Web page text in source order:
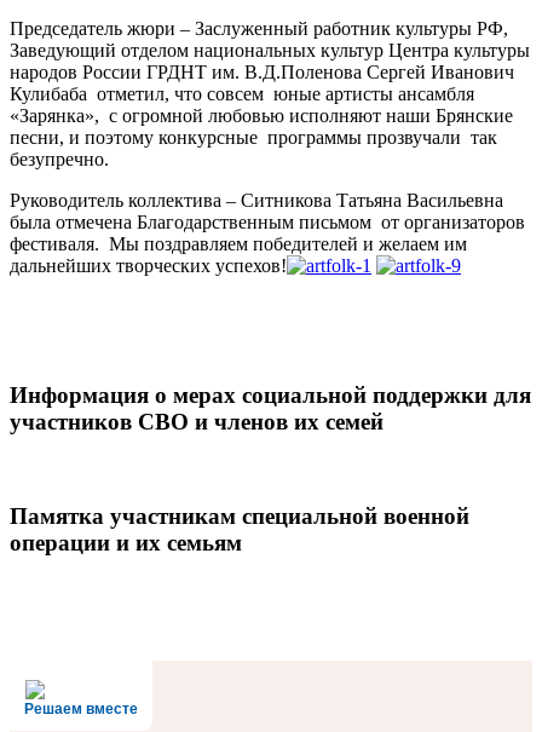
Председатель жюри – Заслуженный работник культуры РФ,
Заведующий отделом национальных культур Центра культуры
народов России ГРДНТ им. В.Д.Поленова Сергей Иванович
Кулибаба отметил, что совсем юные артисты ансамбля
«Зарянка», с огромной любовью исполняют наши Брянские
песни, и поэтому конкурсные программы прозвучали так
безупречно.
Руководитель коллектива – Ситникова Татьяна Васильевна
была отмечена Благодарственным письмом от организаторов
фестиваля. Мы поздравляем победителей и желаем им
дальнейших творческих успехов!
Информация о мерах социальной поддержки для
участников СВО и членов их семей
Памятка участникам специальной военной
операции и их семьям
Решаем вместе